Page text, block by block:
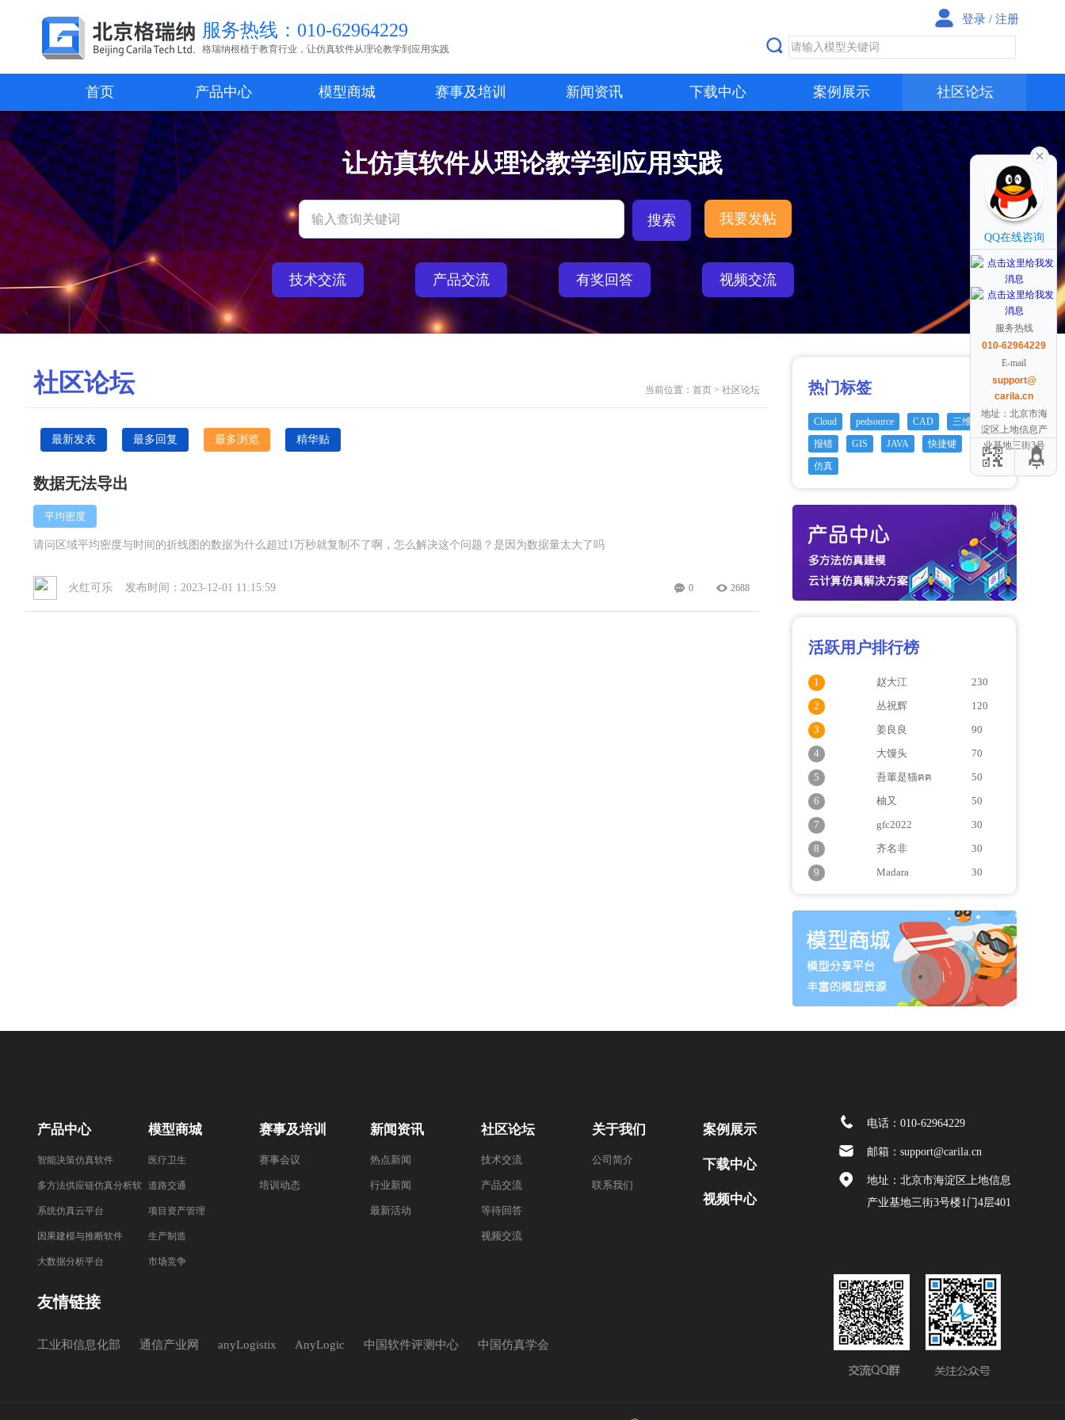
服务热线：010-62964229
格瑞纳根植于教育行业，让仿真软件从理论教学到应用实践
登录 / 注册
首页 产品中心 模型商城 赛事及培训 新闻资讯 下载中心 案例展示 社区论坛
让仿真软件从理论教学到应用实践
我要发帖
技术交流 产品交流 有奖回答 视频交流
社区论坛 当前位置： 首页 > 社区论坛
最新发表 最多回复 最多浏览 精华贴
数据无法导出
平均密度
请问区域平均密度与时间的折线图的数据为什么超过1万秒就复制不了啊，怎么解决这个问题？是因为数据量太大了吗
火红可乐 发布时间：2023-12-01 11:15:59 0 2688
热门标签
Cloud pedsource CAD
三维
报错
GIS JAVA 快捷键
编辑
仿真
活跃用户排行榜
1 赵大江
230
2
丛祝辉
120
3
姜良良
90
4
大馒头
70
5
吾輩是猫ฅฅ
50
6
柚又
50
7
gfc2022
30
8
齐名非
30
9
Madara 30
产品中心
智能决策仿真软件
多方法供应链仿真分析软
件
系统仿真云平台
因果建模与推断软件
大数据分析平台
模型商城
医疗卫生
道路交通
项目资产管理
生产制造
市场竞争
赛事及培训
赛事会议
培训动态
新闻资讯
热点新闻
行业新闻
最新活动
社区论坛
技术交流
产品交流
等待回答
视频交流
关于我们
公司简介
联系我们
案例展示
下载中心
视频中心
友情链接
工业和信息化部 通信产业网 anyLogistix AnyLogic 中国软件评测中心 中国仿真学会
电话：010-62964229
邮箱：support@carila.cn
地址：北京市海淀区上地信息
产业基地三街3号楼1门4层401
QQ在线咨询
服务热线
010-62964229
E-mail
support@
carila.cn
地址：北京市海
淀区上地信息产
业基地三街3号